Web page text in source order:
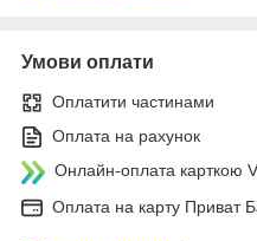
Умови оплати
Оплатити частинами
Оплата на рахунок
Онлайн-оплата карткою
Оплата на карту Приват